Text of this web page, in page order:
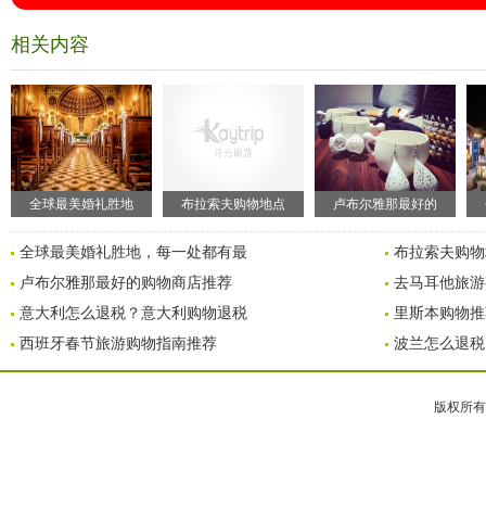
相关内容
全球最美婚礼胜地 布拉索夫购物地点 卢布尔雅那最好的
全球最美婚礼胜地，每一处都有最
布拉索夫购物
卢布尔雅那最好的购物商店推荐
去马耳他旅
意大利怎么退税？意大利购物退税
里斯本购物
西班牙春节旅游购物指南推荐
波兰怎么退
版权所